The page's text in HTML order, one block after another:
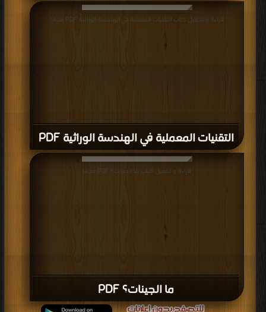
التقنيات المعملية في الهندسة الوراثية PDF
قراءة و تحميل كتاب التقنيات المعملية في الهندسة الوراثية PDF مجانا
ما الجينات؟ PDF
قراءة و تحميل كتاب ما الجينات؟ PDF مجانا